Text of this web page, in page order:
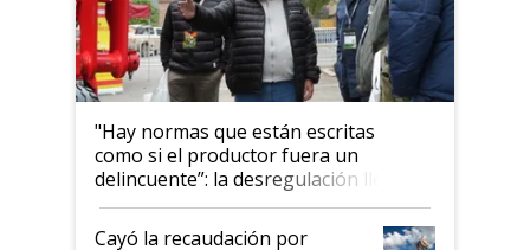
"Hay normas que están escritas
como si el productor fuera un
delincuente”: la desregulación llegó
al Congreso Aapresid y hasta se
habló del financiamiento al IPCVA
Cayó la recaudación por